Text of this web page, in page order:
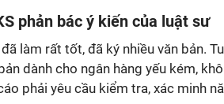
phản bác ý kiến của luật sư
làm rất tốt, đã ký nhiều văn bản.
dành cho ngân hàng yếu kém,
phải yêu cầu kiểm tra, xác minh